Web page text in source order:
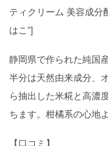
ティクリーム 美容成分
はこ”]
静岡県で作られた純国
半分は天然由来成分、
ら抽出した米糀と高濃
ちます。柑橘系の心地
【口コミ】